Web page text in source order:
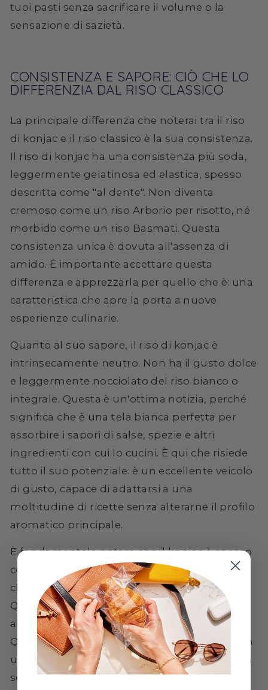
tuoi pasti senza sacrificare il volume o la
sensazione di sazietà.
CONSISTENZA E SAPORE: CIÒ CHE LO
DIFFERENZIA DAL RISO CLASSICO
La principale differenza che noterai tra il riso
di konjac e il riso classico è la sua consistenza.
Il riso di konjac ha una consistenza più soda,
leggermente gelatinosa ed elastica, spesso
descritta come "al dente". Non diventa
cremoso come un riso Arborio per risotto, né
morbido come un riso Basmati. Questa
consistenza unica è dovuta all'assenza di
amido. È importante accettare questa
differenza e apprezzarla per quello che è: una
caratteristica che apre la porta a nuove
esperienze culinarie.
Quanto al suo sapore, il riso di konjac è
intrinsecamente neutro. Non ha il gusto dolce
e leggermente nocciolato del riso bianco o
integrale. Questa è un'ottima notizia, perché
significa che è una tela bianca perfetta per
assorbire i sapori di salse, spezie e altri
ingredienti con cui lo cucini. È qui che risiede
tutto il suo potenziale: è un eccellente veicolo
di gusto, capace di adattarsi a una
moltitudine di ricette senza alterarne il profilo
aromatico principale.
È fondamentale notare che il konjac è spesso
confezionato in un liquido di conservazione
che può emanare un leggero odore di pesce.
Questo è del tutto normale e non significa in
alcun modo che il prodotto sia avariato.
Questo odore scompare completamente con
un risciacquo adeguato, come vedremo nella
sezione successiva. Non lasciarti scoraggiare